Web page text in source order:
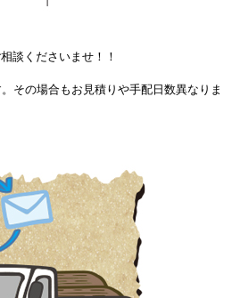
談くださいませ！！
その場合もお見積りや手配日数異なりま